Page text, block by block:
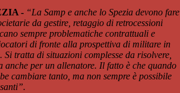
- “La Samp e anche lo Spezia devono fare
da gestire, retaggio di retrocessioni
sempre problematiche contrattuali e
di fronte alla prospettiva di militare in
tratta di situazioni complesse da risolvere,
anche per un allenatore. Il fatto è che quando
cambiare tanto, ma non sempre è possibile